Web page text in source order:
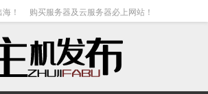
！ 购买服务器及云服务器必上网站！